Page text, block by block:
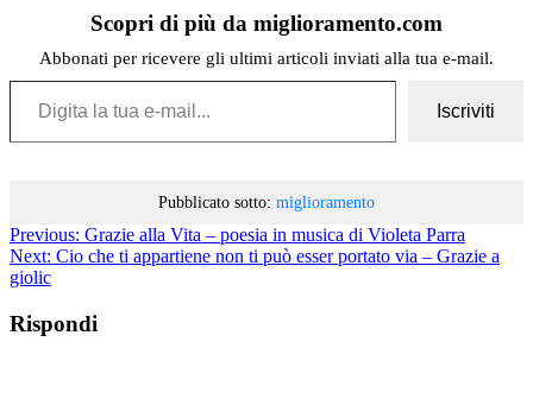
Scopri di più da miglioramento.com
Abbonati per ricevere gli ultimi articoli inviati alla tua e-mail.
Digita la tua e-mail...
Iscriviti
Pubblicato sotto: miglioramento
Previous: Grazie alla Vita – poesia in musica di Violeta Parra
Next: Cio che ti appartiene non ti può esser portato via – Grazie a
giolic
Rispondi